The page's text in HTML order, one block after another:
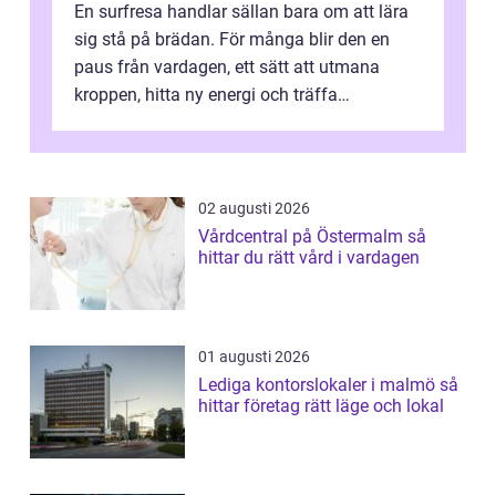
En surfresa handlar sällan bara om att lära
sig stå på brädan. För många blir den en
paus från vardagen, ett sätt att utmana
kroppen, hitta ny energi och träffa
på...
02 augusti 2026
Vårdcentral på Östermalm så
hittar du rätt vård i vardagen
01 augusti 2026
Lediga kontorslokaler i malmö så
hittar företag rätt läge och lokal